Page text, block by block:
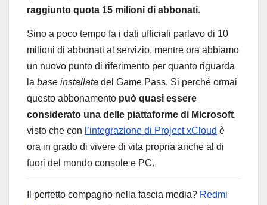
raggiunto quota 15 milioni di abbonati.
Sino a poco tempo fa i dati ufficiali parlavo di 10
milioni di abbonati al servizio, mentre ora abbiamo
un nuovo punto di riferimento per quanto riguarda
la base installata del Game Pass. Si perché ormai
questo abbonamento può quasi essere
considerato una delle piattaforme di Microsoft,
visto che con l’integrazione di Project xCloud è
ora in grado di vivere di vita propria anche al di
fuori del mondo console e PC.
Il perfetto compagno nella fascia media? Redmi